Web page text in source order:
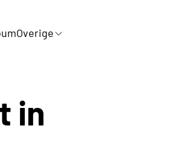
Overige
in